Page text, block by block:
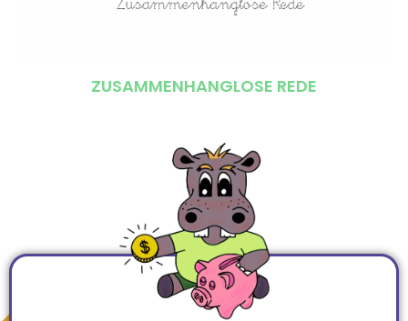
ZUSAMMENHANGLOSE REDE